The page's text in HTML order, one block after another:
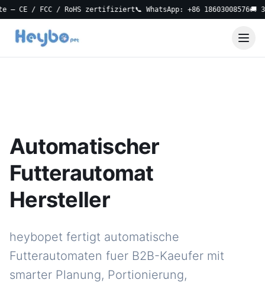
CE / FCC / RoHS zertifiziert📞 WhatsApp: +86 18603008576🚚 3-
Automatischer
Futterautomat
Hersteller
heybopet fertigt automatische
Futterautomaten fuer B2B-Kaeufer mit
smarter Planung, Portionierung,